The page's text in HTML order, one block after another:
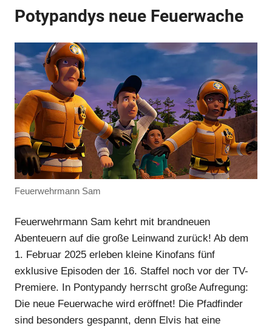
Potypandys neue Feuerwache
Feuerwehrmann Sam
Feuerwehrmann Sam kehrt mit brandneuen
Abenteuern auf die große Leinwand zurück! Ab dem
1. Februar 2025 erleben kleine Kinofans fünf
exklusive Episoden der 16. Staffel noch vor der TV-
Premiere. In Pontypandy herrscht große Aufregung:
Die neue Feuerwache wird eröffnet! Die Pfadfinder
sind besonders gespannt, denn Elvis hat eine